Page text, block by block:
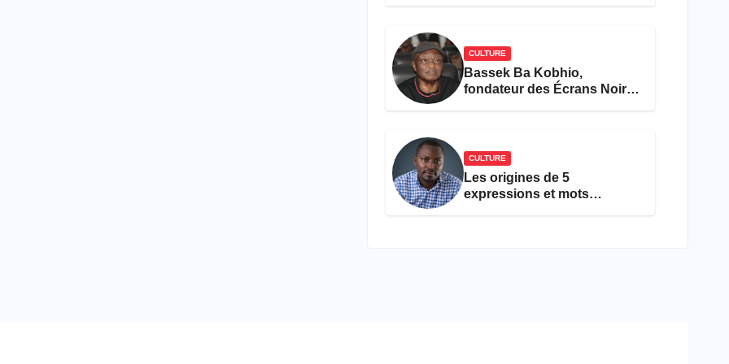
CULTURE
Bassek Ba Kobhio,
fondateur des Écrans Noirs,
CULTURE
Les origines de 5
expressions et mots